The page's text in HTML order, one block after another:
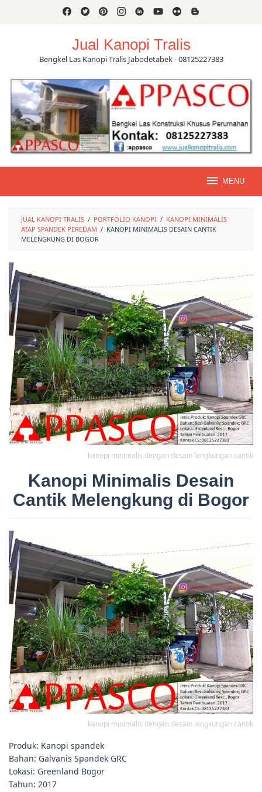
Jual Kanopi Tralis
Bengkel Las Kanopi Tralis Jabodetabek - 08125227383
MENU
JUAL KANOPI TRALIS / PORTFOLIO KANOPI / KANOPI MINIMALIS
ATAP SPANDEK PEREDAM / KANOPI MINIMALIS DESAIN CANTIK
MELENGKUNG DI BOGOR
kanopi minimalis dengan desain lengkungan cantik
Kanopi Minimalis Desain
Cantik Melengkung di Bogor
kanopi minimalis dengan desain lengkungan cantik
Produk: Kanopi spandek
Bahan: Galvanis Spandek GRC
Lokasi: Greenland Bogor
Tahun: 2017